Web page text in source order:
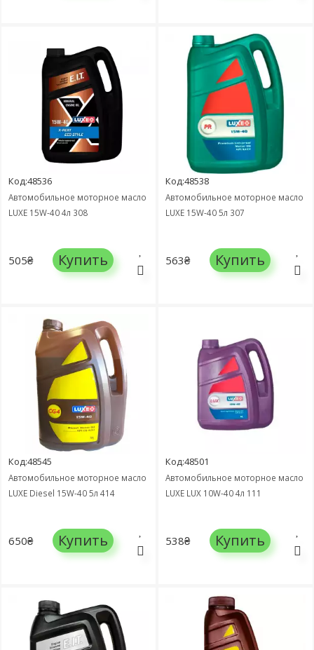
Код:48536
Автомобильное моторное масло
LUXE 15W-40 4л 308
505₴ Купить
Код:48538
Автомобильное моторное масло
LUXE 15W-40 5л 307
563₴ Купить
Код:48545
Автомобильное моторное масло
LUXE Diesel 15W-40 5л 414
650₴ Купить
Код:48501
Автомобильное моторное масло
LUXE LUX 10W-40 4л 111
538₴ Купить